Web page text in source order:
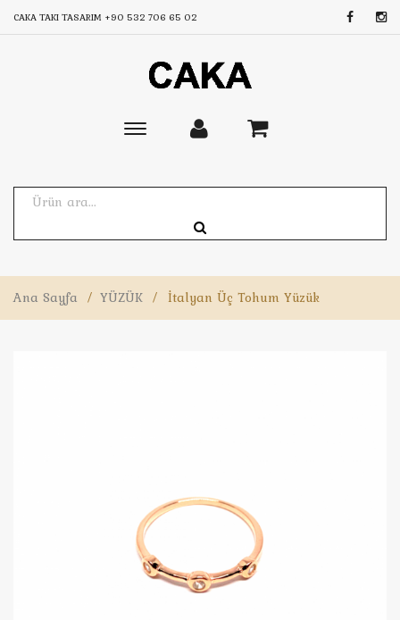
CAKA TAKI TASARIM +90 532 706 65 02
Toggle
Ana Sayfa / YÜZÜK / İtalyan Üç Tohum Yüzük